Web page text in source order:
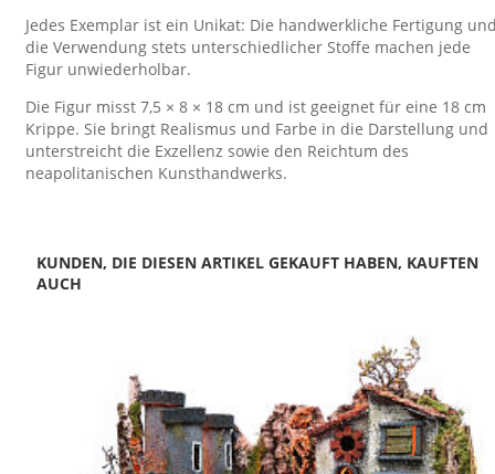
Jedes Exemplar ist ein Unikat: Die handwerkliche Fertigung
die Verwendung stets unterschiedlicher Stoffe machen jede
Figur unwiederholbar.
Die Figur misst 7,5 × 8 × 18 cm und ist geeignet für eine 18 cm
Krippe. Sie bringt Realismus und Farbe in die Darstellung und
unterstreicht die Exzellenz sowie den Reichtum des
neapolitanischen Kunsthandwerks.
KUNDEN, DIE DIESEN ARTIKEL GEKAUFT HABEN, KAUFTEN
AUCH